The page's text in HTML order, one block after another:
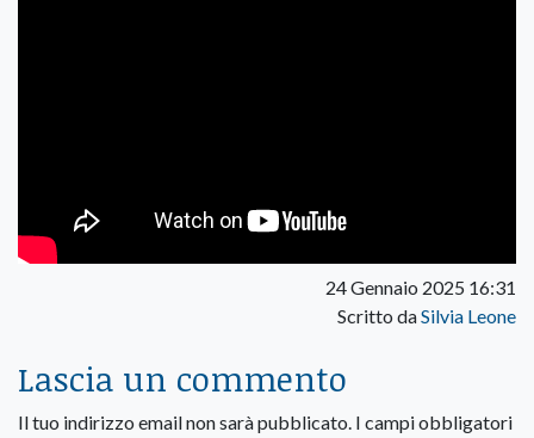
24 Gennaio 2025 16:31
Scritto daSilvia Leone
Lascia un commento
Il tuo indirizzo email non sarà pubblicato. I campi obbligatori